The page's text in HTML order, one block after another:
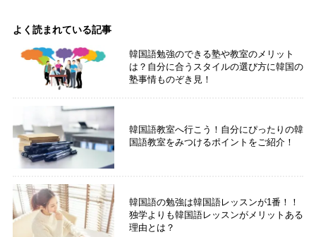
よく読まれている記事
韓国語勉強のできる塾や教室のメリット
は？自分に合うスタイルの選び方に韓国の
塾事情ものぞき見！
韓国語教室へ行こう！自分にぴったりの韓
国語教室をみつけるポイントをご紹介！
韓国語の勉強は韓国語レッスンが1番！！
独学よりも韓国語レッスンがメリットある
理由とは？